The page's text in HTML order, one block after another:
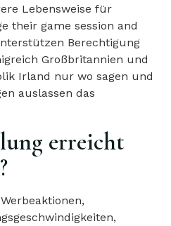
Lebensweise für
their game session and
Berechtigung
Großbritannien und
Irland nur wo sagen und
auslassen das
erreicht